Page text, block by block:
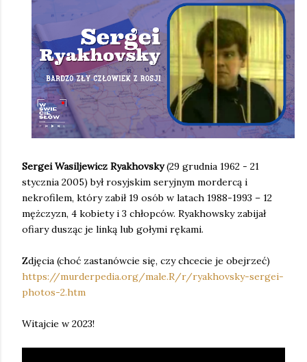
Sergei Wasiljewicz Ryakhovsky(29 grudnia 1962 - 21
stycznia 2005) był rosyjskim seryjnym mordercą i
nekrofilem, który zabił 19 osób w latach 1988-1993 – 12
mężczyzn, 4 kobiety i 3 chłopców. Ryakhowsky zabijał
ofiary dusząc je linką lub gołymi rękami.
Zdjęcia (choć zastanówcie się, czy chcecie je obejrzeć)
https://murderpedia.org/male.R/r/ryakhovsky-sergei-
photos-2.htm
Witajcie w 2023!